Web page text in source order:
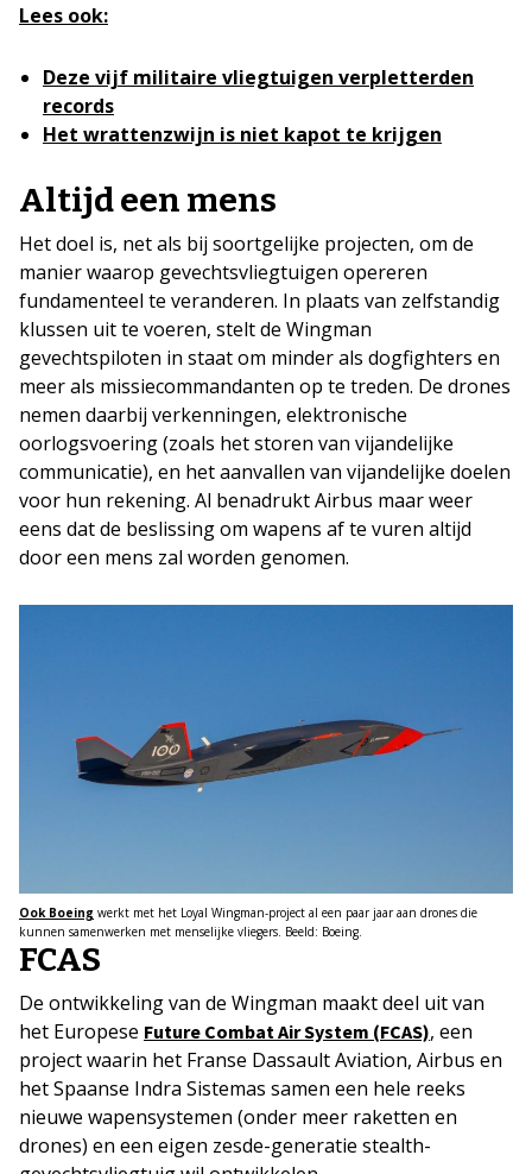
Lees ook:
Deze vijf militaire vliegtuigen verpletterden
records
Het wrattenzwijn is niet kapot te krijgen
Altijd een mens
Het doel is, net als bij soortgelijke projecten, om de
manier waarop gevechtsvliegtuigen opereren
fundamenteel te veranderen. In plaats van zelfstandig
klussen uit te voeren, stelt de Wingman
gevechtspiloten in staat om minder als dogfighters en
meer als missiecommandanten op te treden. De drones
nemen daarbij verkenningen, elektronische
oorlogsvoering (zoals het storen van vijandelijke
communicatie), en het aanvallen van vijandelijke doelen
voor hun rekening. Al benadrukt Airbus maar weer
eens dat de beslissing om wapens af te vuren altijd
door een mens zal worden genomen.
Ook Boeing werkt met het Loyal Wingman-project al een paar jaar aan drones die
kunnen samenwerken met menselijke vliegers. Beeld: Boeing.
FCAS
De ontwikkeling van de Wingman maakt deel uit van
het Europese Future Combat Air System (FCAS), een
project waarin het Franse Dassault Aviation, Airbus en
het Spaanse Indra Sistemas samen een hele reeks
nieuwe wapensystemen (onder meer raketten en
drones) en een eigen zesde-generatie stealth-